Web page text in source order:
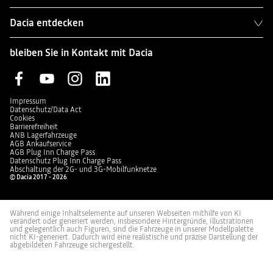
Dacia entdecken
bleiben Sie in Kontakt mit Dacia
Impressum
Datenschutz/Data Act
Cookies
Barrierefreiheit
ANB Lagerfahrzeuge
AGB Ankaufservice
AGB Plug Inn Charge Pass
Datenschutz Plug Inn Charge Pass
Abschaltung der 2G- und 3G-Mobilfunknetze
© Dacia 2017 - 2026
Während einige Inhaltselemente auf unseren Webseiten mithilfe von KI
verändert oder generiert werden, insbesondere Hintergründe, Illustrationen
und gelegentlich auch Figuren, sind die Fahrzeuge in unserer Modellpalette
nicht KI-generiert. Dadurch wird eine realistische und präzise Darstellung der
abgebildeten Fahrzeuge sichergestellt.